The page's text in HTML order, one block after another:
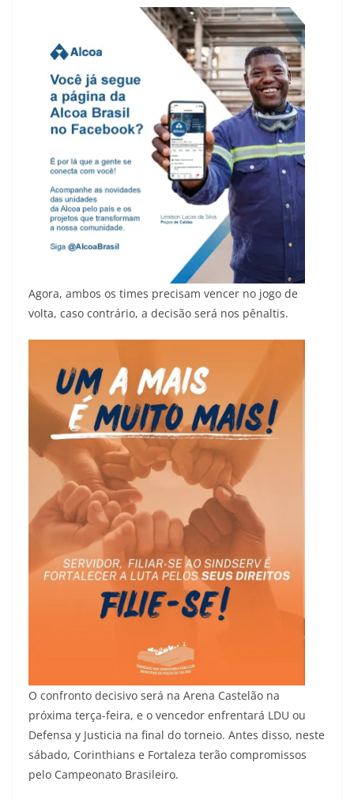
Agora, ambos os times precisam vencer no jogo de
volta, caso contrário, a decisão será nos pênaltis.
O confronto decisivo será na Arena Castelão na
próxima terça-feira, e o vencedor enfrentará LDU ou
Defensa y Justicia na final do torneio. Antes disso, neste
sábado, Corinthians e Fortaleza terão compromissos
pelo Campeonato Brasileiro.